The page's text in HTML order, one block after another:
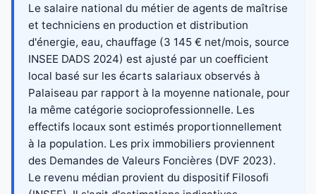
Le salaire national du métier de agents de maîtrise
et techniciens en production et distribution
d'énergie, eau, chauffage (3 145 € net/mois, source
INSEE DADS 2024) est ajusté par un coefficient
local basé sur les écarts salariaux observés à
Palaiseau par rapport à la moyenne nationale, pour
la même catégorie socioprofessionnelle. Les
effectifs locaux sont estimés proportionnellement
à la population. Les prix immobiliers proviennent
des Demandes de Valeurs Foncières (DVF 2023).
Le revenu médian provient du dispositif Filosofi